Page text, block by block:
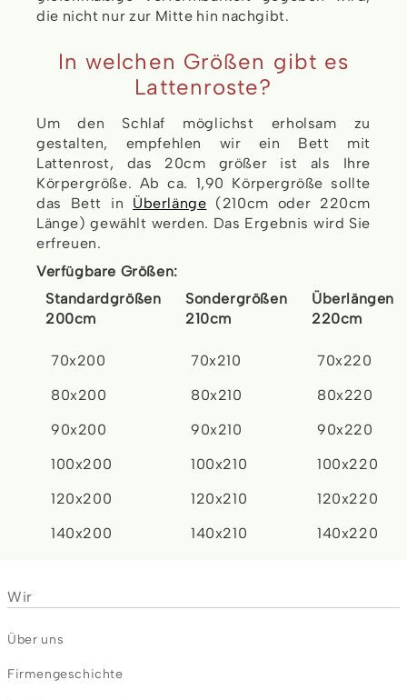
die nicht nur zur Mitte hin nachgibt.
In welchen Größen gibt es
Lattenroste?
Um den Schlaf möglichst erholsam zu
gestalten, empfehlen wir ein Bett mit
Lattenrost, das 20cm größer ist als Ihre
Körpergröße. Ab ca. 1,90 Körpergröße sollte
das Bett in Überlänge (210cm oder 220cm
Länge) gewählt werden. Das Ergebnis wird Sie
erfreuen.
Verfügbare Größen:
Standardgrößen
200cm
Sondergrößen
210cm
Überlängen
220cm
70x200 70x210
70x220
80x200
80x210
80x220
90x200
90x210
90x220
100x200
100x210
100x220
120x200
120x210
120x220
140x200
140x210 140x220
Wir
Über uns
Firmengeschichte